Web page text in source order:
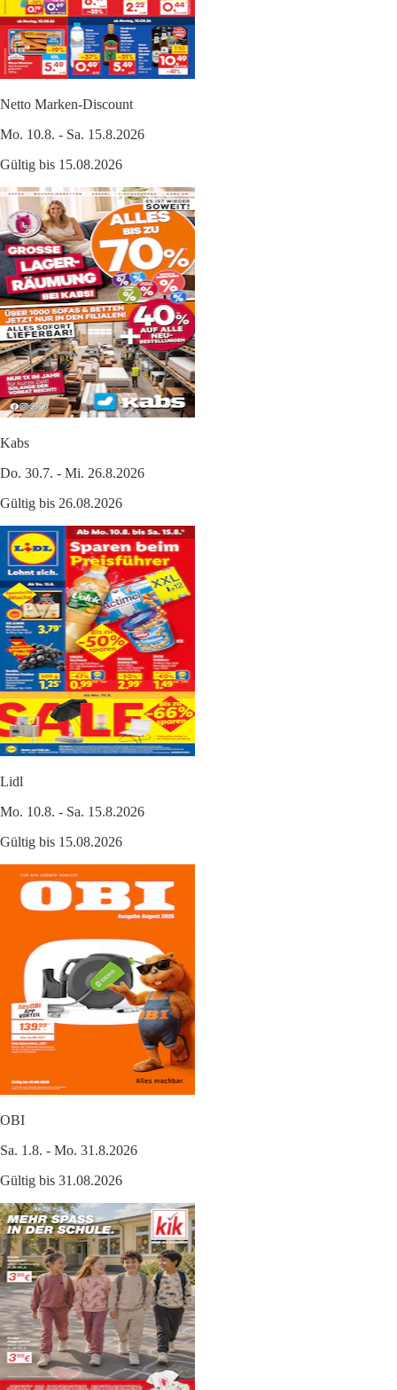
Netto Marken-Discount
Mo. 10.8. - Sa. 15.8.2026
Gültig bis 15.08.2026
Kabs
Do. 30.7. - Mi. 26.8.2026
Gültig bis 26.08.2026
Lidl
Mo. 10.8. - Sa. 15.8.2026
Gültig bis 15.08.2026
OBI
Sa. 1.8. - Mo. 31.8.2026
Gültig bis 31.08.2026